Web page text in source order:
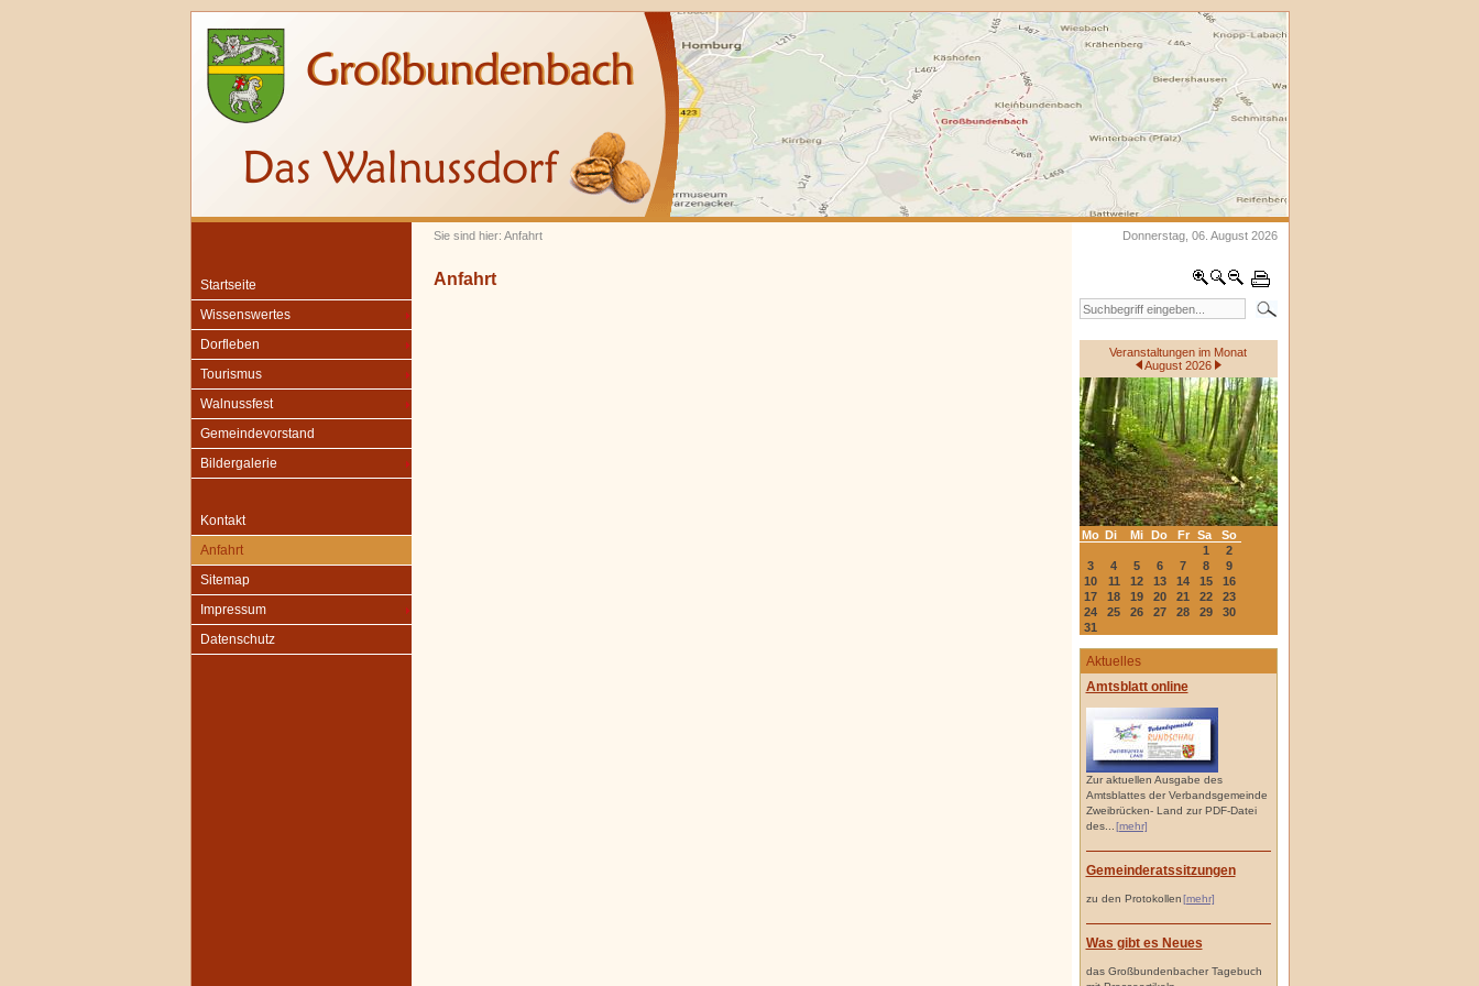
Sie sind hier: Anfahrt Donnerstag, 06. August 2026
Startseite
Wissenswertes
Dorfleben
Tourismus
Walnussfest
Gemeindevorstand
Bildergalerie
Kontakt
Anfahrt
Sitemap
Impressum
Datenschutz
Veranstaltungen im Monat
August 2026
Mo Di Mi Do Fr Sa
So
1
2
3
4 5 6 7 8
9
10
11 12 13 14 15
16
17
18 19 20 21 22
23
24
25 26 27 28 29
30
31
Aktuelles
Amtsblatt online
Zur aktuellen Ausgabe des
Amtsblattes der Verbandsgemeinde
Zweibrücken- Land zur PDF-Datei
des...
[mehr]
Gemeinderatssitzungen
zu den Protokollen[mehr]
Was gibt es Neues
das Großbundenbacher Tagebuch
Anfahrt